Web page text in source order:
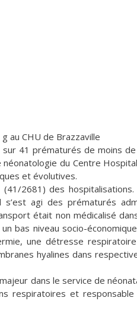
au CHU de Brazzaville
41 prématurés de moins
du Centre
et évolutives.
2681) des hospitalisations.
agi des prématurés
était non médicalisé
bas niveau socio-
une détresse
hyalines dans
dans le service de
respiratoires et responsable